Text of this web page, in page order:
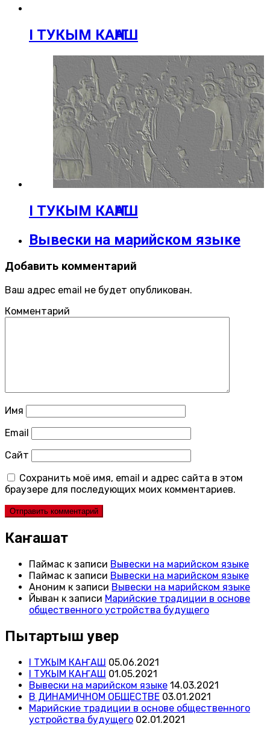
I ТУКЫМ КАҤАШ
I ТУКЫМ КАҤАШ
Вывески на марийском языке
Добавить комментарий
Ваш адрес email не будет опубликован.
Комментарий
Имя
Email
Сайт
Сохранить моё имя, email и адрес сайта в этом
браузере для последующих моих комментариев.
Каҥашат
Паймас к записи Вывески на марийском языке
Паймас к записи Вывески на марийском языке
Аноним к записи Вывески на марийском языке
Йыван к записи Марийские традиции в основе
общественного устройства будущего
Пытартыш увер
I ТУКЫМ КАҤАШ 05.06.2021
I ТУКЫМ КАҤАШ 01.05.2021
Вывески на марийском языке 14.03.2021
В ДИНАМИЧНОМ ОБЩЕСТВЕ 03.01.2021
Марийские традиции в основе общественного
устройства будущего 02.01.2021